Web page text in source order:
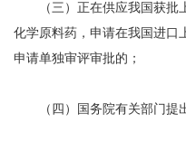
（三）正在供应我国获批
化学原料药，申请在我国进口
申请单独审评审批的；
（四）国务院有关部门提出